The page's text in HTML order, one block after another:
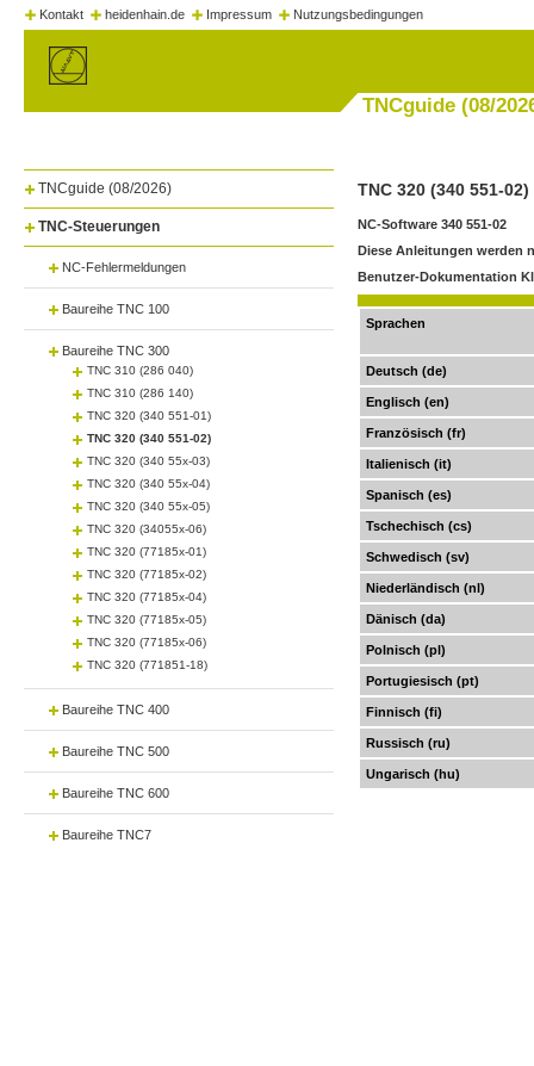
Kontakt heidenhain.de Impressum Nutzungsbedingungen
TNCguide (08/
TNCguide (08/2026)
TNC-Steuerungen
NC-Fehlermeldungen
Baureihe TNC 100
Baureihe TNC 300
TNC 310 (286 040)
TNC 310 (286 140)
TNC 320 (340 551-01)
TNC 320 (340 551-02)
TNC 320 (340 55x-03)
TNC 320 (340 55x-04)
TNC 320 (340 55x-05)
TNC 320 (34055x-06)
TNC 320 (77185x-01)
TNC 320 (77185x-02)
TNC 320 (77185x-04)
TNC 320 (77185x-05)
TNC 320 (77185x-06)
TNC 320 (771851-18)
Baureihe TNC 400
Baureihe TNC 500
Baureihe TNC 600
Baureihe TNC7
TNC 320 (340 551-02)
NC-Software 340 551-02
Diese Anleitungen werden
Benutzer-Dokumentation
Sprachen
Deutsch (de)
Englisch (en)
Französisch (fr)
Italienisch (it)
Spanisch (es)
Tschechisch (cs)
Schwedisch (sv)
Niederländisch (nl)
Dänisch (da)
Polnisch (pl)
Portugiesisch (pt)
Finnisch (fi)
Russisch (ru)
Ungarisch (hu)